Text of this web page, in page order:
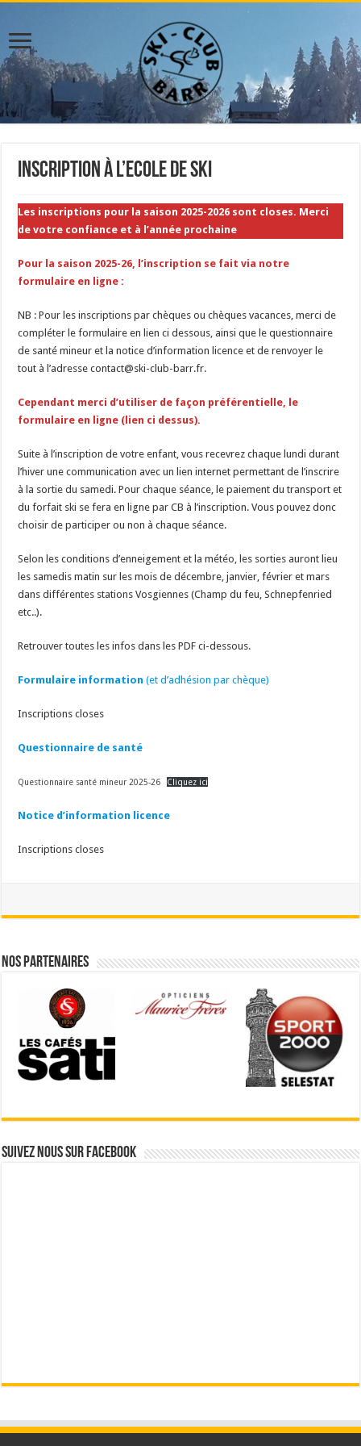
Inscription à l’Ecole de Ski
Les inscriptions pour la saison 2025-2026 sont closes. Merci
de votre confiance et à l’année prochaine
Pour la saison 2025-26, l’inscription se fait via notre
formulaire en ligne :
NB : Pour les inscriptions par chèques ou chèques vacances, merci de
compléter le formulaire en lien ci dessous, ainsi que le questionnaire
de santé mineur et la notice d’information licence et de renvoyer le
tout à l’adresse contact@ski-club-barr.fr.
Cependant merci d’utiliser de façon préférentielle, le
formulaire en ligne (lien ci dessus).
Suite à l’inscription de votre enfant, vous recevrez chaque lundi durant
l’hiver une communication avec un lien internet permettant de l’inscrire
à la sortie du samedi. Pour chaque séance, le paiement du transport et
du forfait ski se fera en ligne par CB à l’inscription. Vous pouvez donc
choisir de participer ou non à chaque séance.
Selon les conditions d’enneigement et la météo, les sorties auront lieu
les samedis matin sur les mois de décembre, janvier, février et mars
dans différentes stations Vosgiennes (Champ du feu, Schnepfenried
etc..).
Retrouver toutes les infos dans les PDF ci-dessous.
Formulaire information (et d’adhésion par chèque)
Inscriptions closes
Questionnaire de santé
Questionnaire santé mineur 2025-26 Cliquez ici
Notice d’information licence
Inscriptions closes
Nos partenaires
Suivez nous sur Facebook